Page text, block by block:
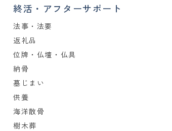
終活・アフターサポート
法事・法要
返礼品
位牌・仏壇・仏具
納骨
墓じまい
供養
海洋散骨
樹木葬